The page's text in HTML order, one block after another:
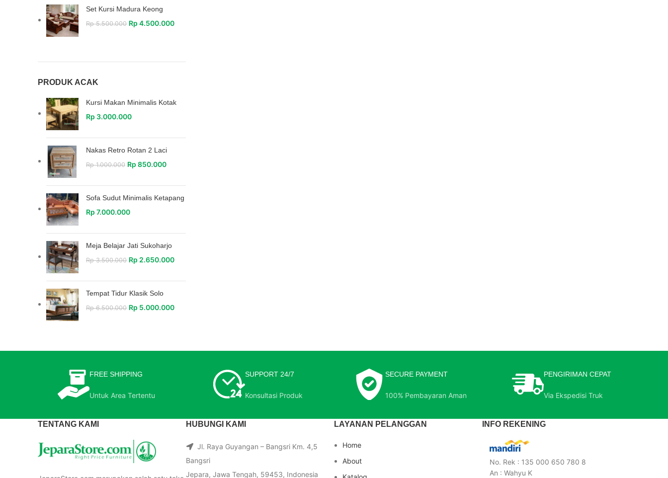
Set Kursi Madura Keong
Rp5.500.000 Rp 4.500.000
PRODUK ACAK
Kursi Makan Minimalis Kotak
Rp 3.000.000
Nakas Retro Rotan 2 Laci
Rp1.000.000 Rp 850.000
Sofa Sudut Minimalis Ketapang
Rp 7.000.000
Meja Belajar Jati Sukoharjo
Rp3.500.000 Rp 2.650.000
Tempat Tidur Klasik Solo
Rp6.500.000 Rp 5.000.000
FREE SHIPPING
Untuk Area Tertentu
SUPPORT 24/7
Konsultasi Produk
SECURE PAYMENT
100% Pembayaran Aman
PENGIRIMAN CEPAT
Via Ekspedisi Truk
TENTANG KAMI HUBUNGI KAMI
Jl. Raya Guyangan – Bangsri Km. 4,5
Bangsri
Jepara, Jawa Tengah, 59453, Indonesia
LAYANAN PELANGGAN
Home
About
INFO REKENING
No. Rek : 135 000 650 780 8
An : Wahyu K